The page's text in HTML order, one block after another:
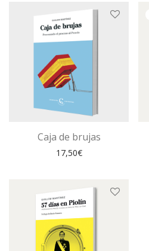
Caja de brujas
17,50€